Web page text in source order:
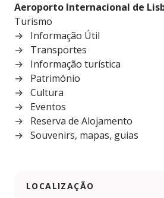
Aeroporto Internacional de
Turismo
Informação Útil
Transportes
Informação turística
Património
Cultura
Eventos
Reserva de Alojamento
Souvenirs, mapas, guias
LOCALIZAÇÃO